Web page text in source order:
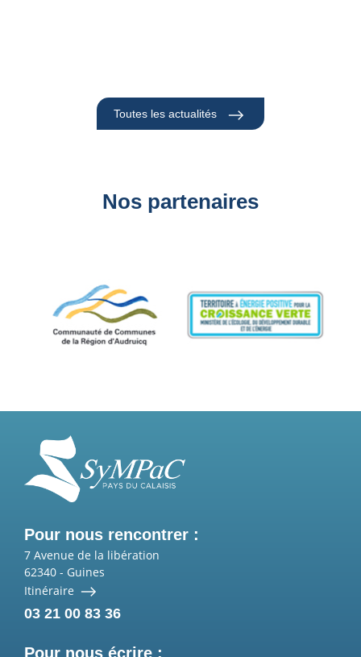
Toutes les actualités
Nos partenaires
Pour nous rencontrer :
7 Avenue de la libération
62340 - Guines
Itinéraire
03 21 00 83 36
Pour nous écrire :